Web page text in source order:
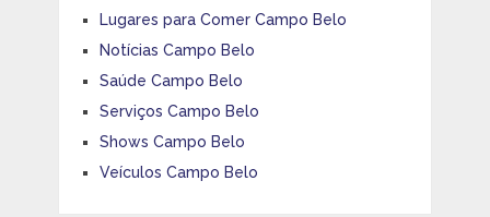
Lugares para Comer Campo Belo
Notícias Campo Belo
Saúde Campo Belo
Serviços Campo Belo
Shows Campo Belo
Veículos Campo Belo